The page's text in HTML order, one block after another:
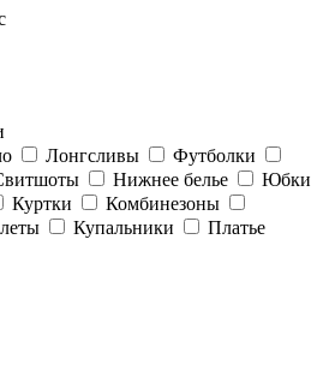
Лонгсливы
Футболки
Нижнее белье
Юбки
Куртки
Комбинезоны
Купальники
Платье